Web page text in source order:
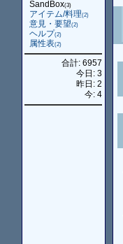
SandBox(3)
アイテム/料理(2)
意見・要望(2)
ヘルプ(2)
属性表(2)
合計: 6957
今日: 3
昨日: 2
今: 4